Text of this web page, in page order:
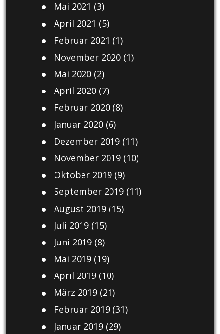
Mai 2021 (3)
April 2021 (5)
Februar 2021 (1)
November 2020(1)
Mai 2020(2)
April 2020(7)
Februar 2020(8)
Januar 2020(6)
Dezember 2019(11)
November 2019(10)
Oktober 2019(9)
September 2019(11)
August 2019(15)
Juli 2019(15)
Juni 2019(8)
Mai 2019(19)
April 2019(10)
März 2019(21)
Februar 2019(31)
Januar 2019(29)